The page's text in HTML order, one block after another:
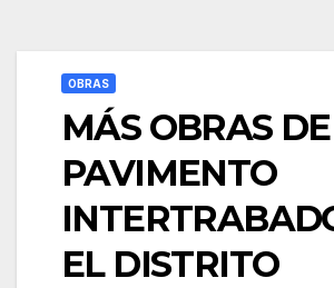
OBRAS
MÁS OBRAS DE
PAVIMENTO
EL DISTRITO